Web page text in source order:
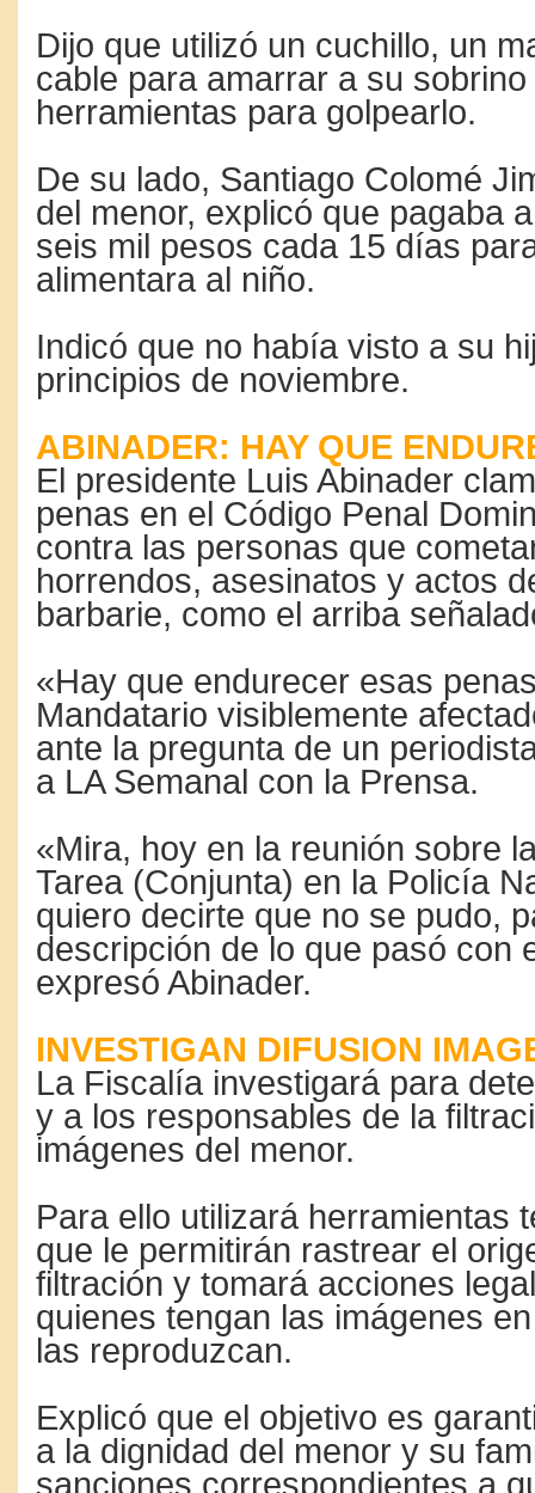
Dijo que utilizó un cuchillo, un
cable para amarrar a su
herramientas para golpearlo.
De su lado, Santiago Colomé
del menor, explicó que pagaba
seis mil pesos cada 15 días
alimentara al niño.
Indicó que no había visto a su
principios de noviembre.
ABINADER: HAY QUE
El presidente Luis Abinader
penas en el Código Penal
contra las personas que
horrendos, asesinatos y actos
barbarie, como el arriba
«Hay que endurecer esas
Mandatario visiblemente
ante la pregunta de un
a LA Semanal con la Prensa.
«Mira, hoy en la reunión sobre
Tarea (Conjunta) en la Policía
quiero decirte que no se pudo,
descripción de lo que pasó con
expresó Abinader.
INVESTIGAN DIFUSION
La Fiscalía investigará para
y a los responsables de la
imágenes del menor.
Para ello utilizará herramientas
que le permitirán rastrear el
filtración y tomará acciones
quienes tengan las imágenes
las reproduzcan.
Explicó que el objetivo es
a la dignidad del menor y su
sanciones correspondientes a